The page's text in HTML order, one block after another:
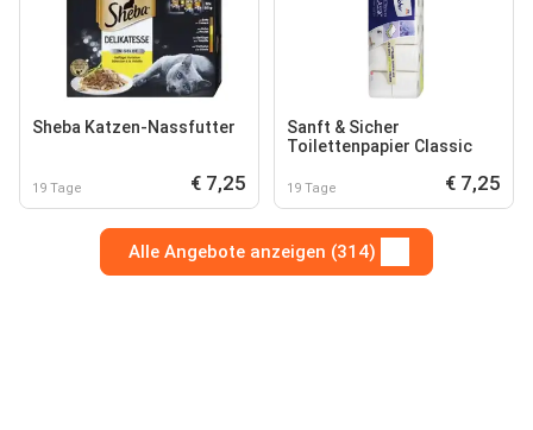
Sheba Katzen-Nassfutter
19 Tage € 7,25
Sanft & Sicher
Toilettenpapier Classic
19 Tage € 7,25
Alle Angebote anzeigen (314)